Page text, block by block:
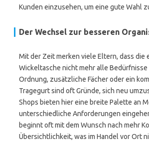
Kunden einzusehen, um eine gute Wahl
Der Wechsel zur besseren
Mit der Zeit merken viele Eltern, dass die
Wickeltasche nicht mehr alle
Ordnung, zusätzliche Fächer oder ein
Tragegurt sind oft Gründe, sich neu
Shops bieten hier eine breite Palette an
unterschiedliche Anforderungen
beginnt oft mit dem Wunsch nach mehr
Übersichtlichkeit, was im Handel vor Ort